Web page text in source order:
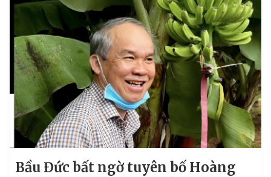
Bầu Đức bất ngờ tuyên bố Hoàng